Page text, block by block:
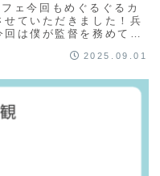
今回もめぐるぐるカ
ていただきました！兵
は僕が監督を務めてい
2025.09.01